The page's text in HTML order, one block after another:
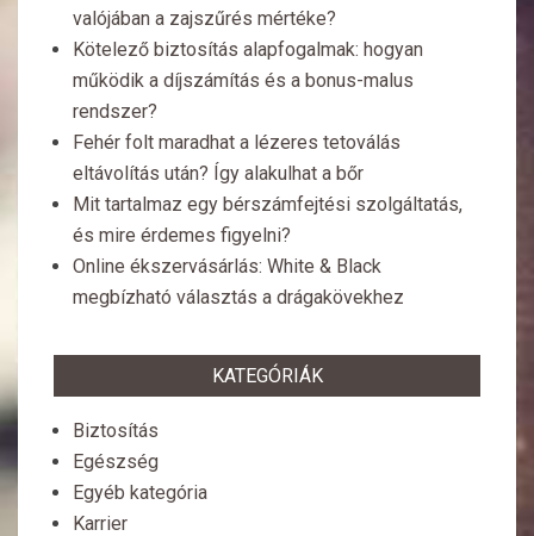
valójában a zajszűrés mértéke?
Kötelező biztosítás alapfogalmak: hogyan
működik a díjszámítás és a bonus-malus
rendszer?
Fehér folt maradhat a lézeres tetoválás
eltávolítás után? Így alakulhat a bőr
Mit tartalmaz egy bérszámfejtési szolgáltatás,
és mire érdemes figyelni?
Online ékszervásárlás: White & Black
megbízható választás a drágakövekhez
KATEGÓRIÁK
Biztosítás
Egészség
Egyéb kategória
Karrier